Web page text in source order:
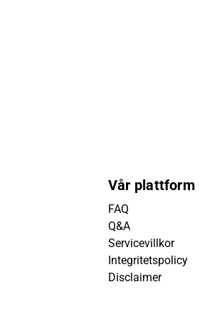
Vår plattform
FAQ
Q&A
Servicevillkor
Integritetspolicy
Disclaimer